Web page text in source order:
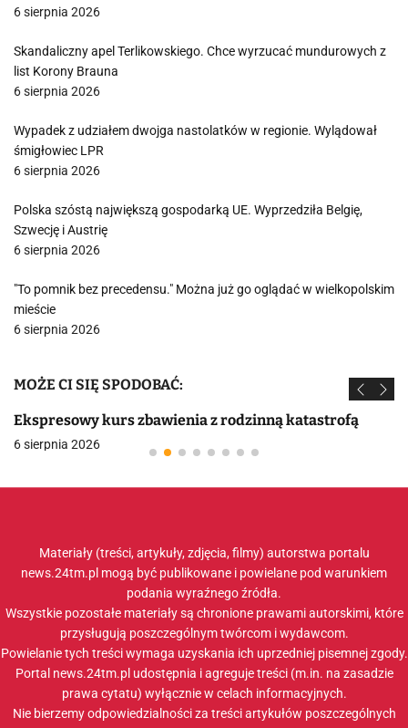
6 sierpnia 2026
Skandaliczny apel Terlikowskiego. Chce wyrzucać mundurowych z
list Korony Brauna
6 sierpnia 2026
Wypadek z udziałem dwojga nastolatków w regionie. Wylądował
śmigłowiec LPR
6 sierpnia 2026
Polska szóstą największą gospodarką UE. Wyprzedziła Belgię,
Szwecję i Austrię
6 sierpnia 2026
"To pomnik bez precedensu." Można już go oglądać w wielkopolskim
mieście
6 sierpnia 2026
MOŻE CI SIĘ SPODOBAĆ:
Ekspresowy kurs zbawienia z rodzinną katastrofą
6 sierpnia 2026
Materiały (treści, artykuły, zdjęcia, filmy) autorstwa portalu
news.24tm.pl mogą być publikowane i powielane pod warunkiem
podania wyraźnego źródła.
Wszystkie pozostałe materiały są chronione prawami autorskimi, które
przysługują poszczególnym twórcom i wydawcom.
Powielanie tych treści wymaga uzyskania ich uprzedniej pisemnej zgody.
Portal news.24tm.pl udostępnia i agreguje treści (m.in. na zasadzie
prawa cytatu) wyłącznie w celach informacyjnych.
Nie bierzemy odpowiedzialności za treści artykułów poszczególnych